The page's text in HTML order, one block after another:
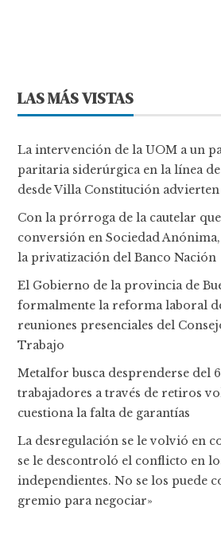
LAS MÁS VISTAS
La intervención de la UOM a un
paritaria siderúrgica en la línea
desde Villa Constitución
Con la prórroga de la cautelar
conversión en Sociedad
la privatización del Banco Nación
El Gobierno de la provincia de
formalmente la reforma laboral
reuniones presenciales del
Trabajo
Metalfor busca desprenderse del
trabajadores a través de retiros
cuestiona la falta de garantías
La desregulación se le volvió en
se le descontroló el conflicto en
independientes. No se los puede
gremio para negociar»